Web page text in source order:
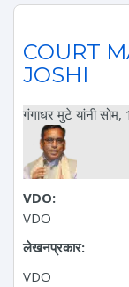
COURT
JOSHI
गंगाधर मुटेयांनी
VDO:
VDO
लेखनप्रकार:
VDO